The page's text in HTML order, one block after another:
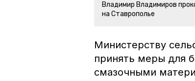
Владимир Владимиров
на Ставрополье
Министерству
принять меры для
смазочными